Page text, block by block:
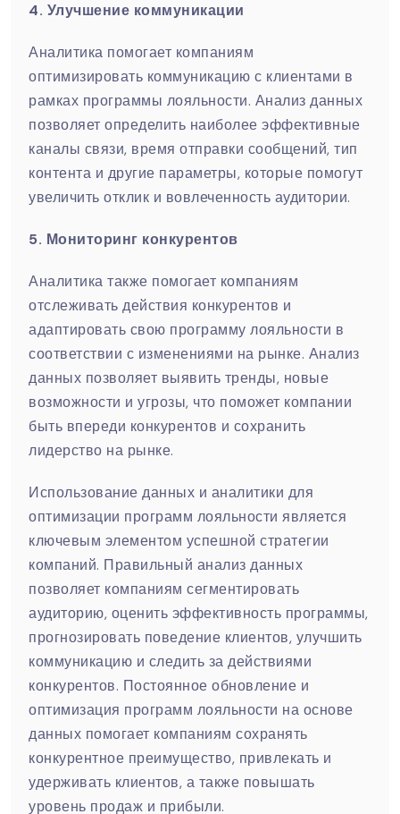
4. Улучшение коммуникации
Аналитика помогает компаниям
оптимизировать коммуникацию с клиентами в
рамках программы лояльности. Анализ данных
позволяет определить наиболее эффективные
каналы связи, время отправки сообщений, тип
контента и другие параметры, которые помогут
увеличить отклик и вовлеченность аудитории.
5. Мониторинг конкурентов
Аналитика также помогает компаниям
отслеживать действия конкурентов и
адаптировать свою программу лояльности в
соответствии с изменениями на рынке. Анализ
данных позволяет выявить тренды, новые
возможности и угрозы, что поможет компании
быть впереди конкурентов и сохранить
лидерство на рынке.
Использование данных и аналитики для
оптимизации программ лояльности является
ключевым элементом успешной стратегии
компаний. Правильный анализ данных
позволяет компаниям сегментировать
аудиторию, оценить эффективность программы,
прогнозировать поведение клиентов, улучшить
коммуникацию и следить за действиями
конкурентов. Постоянное обновление и
оптимизация программ лояльности на основе
данных помогает компаниям сохранять
конкурентное преимущество, привлекать и
удерживать клиентов, а также повышать
уровень продаж и прибыли.